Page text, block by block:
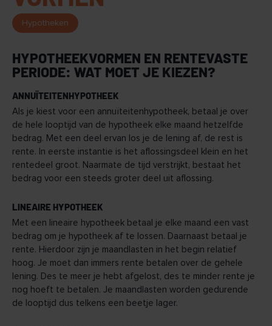
Hypotheken
HYPOTHEEKVORMEN EN RENTEVASTE
PERIODE: WAT MOET JE KIEZEN?
ANNUÏTEITENHYPOTHEEK
Als je kiest voor een annuïteitenhypotheek, betaal je over
de hele looptijd van de hypotheek elke maand hetzelfde
bedrag. Met een deel ervan los je de lening af, de rest is
rente. In eerste instantie is het aflossingsdeel klein en het
rentedeel groot. Naarmate de tijd verstrijkt, bestaat het
bedrag voor een steeds groter deel uit aflossing.
LINEAIRE HYPOTHEEK
Met een lineaire hypotheek betaal je elke maand een vast
bedrag om je hypotheek af te lossen. Daarnaast betaal je
rente. Hierdoor zijn je maandlasten in het begin relatief
hoog. Je moet dan immers rente betalen over de gehele
lening. Des te meer je hebt afgelost, des te minder rente je
nog hoeft te betalen. Je maandlasten worden gedurende
de looptijd dus telkens een beetje lager.